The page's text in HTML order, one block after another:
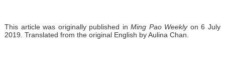
This article was originally published in Ming Pao Weeklyon 6 July
2019. Translated from the original English by Aulina Chan.